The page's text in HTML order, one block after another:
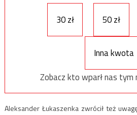
30 zł 50 zł
Inna kwota
Zobacz kto wparł nas tym
Aleksander Łukaszenka zwrócił też